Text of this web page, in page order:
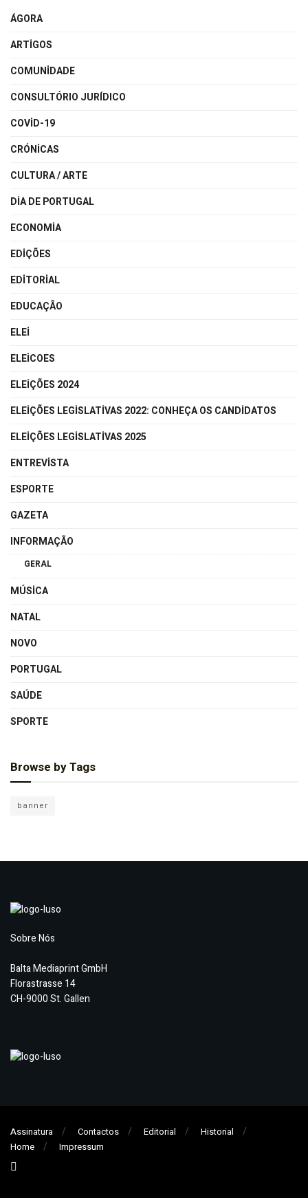
ÁGORA
ARTIGOS
COMUNIDADE
CONSULTÓRIO JURÍDICO
COVID-19
CRÓNICAS
CULTURA / ARTE
DIA DE PORTUGAL
ECONOMIA
EDIÇÕES
EDITORIAL
EDUCAÇÃO
ELEI
ELEICOES
ELEIÇÕES 2024
ELEIÇÕES LEGISLATIVAS 2022: CONHEÇA OS CANDIDATOS
ELEIÇÕES LEGISLATIVAS 2025
ENTREVISTA
ESPORTE
GAZETA
INFORMAÇÃO
GERAL
MÚSICA
NATAL
NOVO
PORTUGAL
SAÚDE
SPORTE
Browse by Tags
banner
Sobre Nós
Balta Mediaprint GmbH
Florastrasse 14
CH-9000 St. Gallen
Assinatura Contactos Editorial
Historial
Home
Impressum